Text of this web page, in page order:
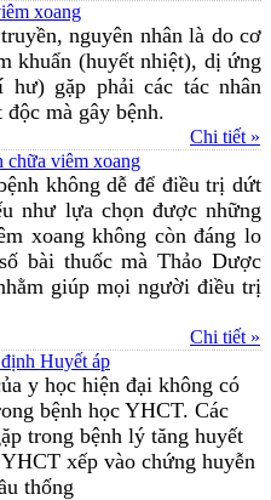
xoang
nguyên nhân là do cơ
khuẩn (huyết nhiệt), dị ứng
gặp phải các tác nhân
mà gây bệnh.
Chi tiết »
chữa viêm xoang
không dễ để điều trị dứt
như lựa chọn được những
xoang không còn đáng lo
bài thuốc mà Thảo Dược
giúp mọi người điều trị
Chi tiết »
Huyết áp
y học hiện đại không có
bệnh học YHCT. Các
trong bệnh lý tăng huyết
xếp vào chứng huyễn
thống